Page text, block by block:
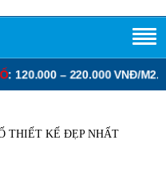
ĐƠN GIÁ THIẾT KẾ BIỆT
THIẾT KẾ ĐẸP NHẤT